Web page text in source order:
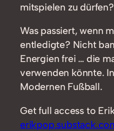
mitspielen zu dürfen?
Was passiert, wenn
entledigte? Nicht
Energien frei … die
verwenden könnte.
Modernen Fußball.
Get full access to